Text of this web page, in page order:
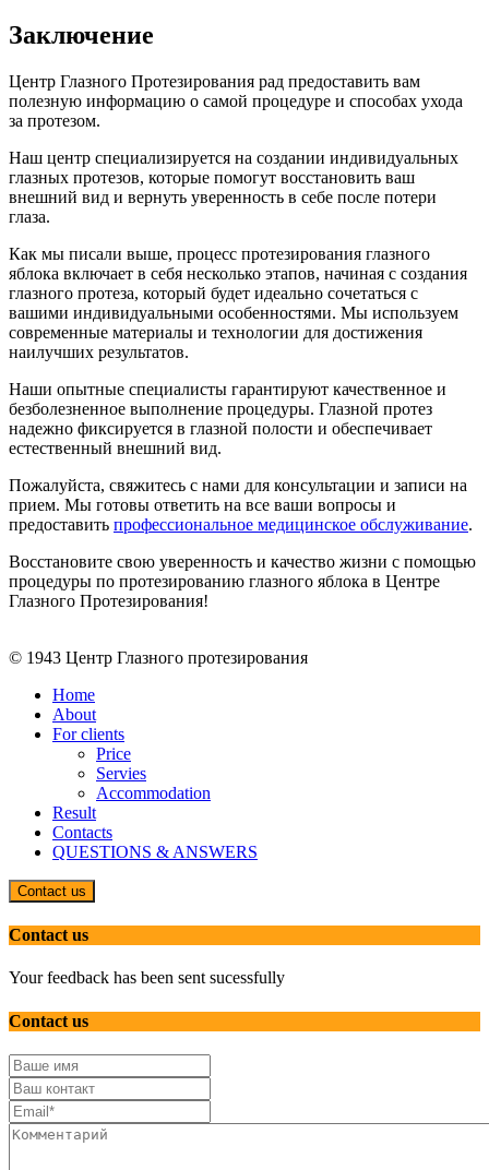
Заключение
Центр Глазного Протезирования рад предоставить вам
полезную информацию о самой процедуре и способах ухода
за протезом.
Наш центр специализируется на создании индивидуальных
глазных протезов, которые помогут восстановить ваш
внешний вид и вернуть уверенность в себе после потери
глаза.
Как мы писали выше, процесс протезирования глазного
яблока включает в себя несколько этапов, начиная с создания
глазного протеза, который будет идеально сочетаться с
вашими индивидуальными особенностями. Мы используем
современные материалы и технологии для достижения
наилучших результатов.
Наши опытные специалисты гарантируют качественное и
безболезненное выполнение процедуры. Глазной протез
надежно фиксируется в глазной полости и обеспечивает
естественный внешний вид.
Пожалуйста, свяжитесь с нами для консультации и записи на
прием. Мы готовы ответить на все ваши вопросы и
предоставить профессиональное медицинское обслуживание.
Восстановите свою уверенность и качество жизни с помощью
процедуры по протезированию глазного яблока в Центре
Глазного Протезирования!
© 1943 Центр Глазного протезирования
Home
About
For clients
Price
Servies
Accommodation
Result
Contacts
QUESTIONS & ANSWERS
Contact us
Contact us
Your feedback has been sent sucessfully
Contact us